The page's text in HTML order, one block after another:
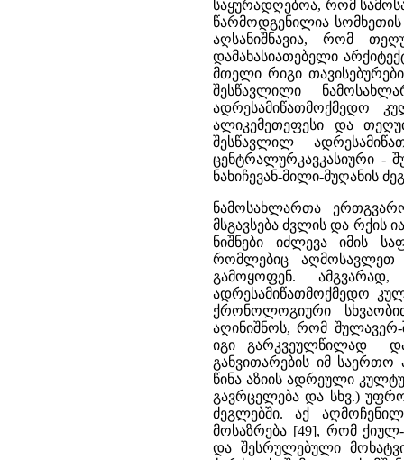
საყურადღებოა, რომ
წარმოდგენილია სომხეთის
აღსანიშნავია, რომ
დამახასიათებელი
მთელი რიგი
შესწავლილი
ადრესამიწათმოქმედო
ალიკემეთეფესი და
შესწავლილ
ცენტრალურკავკასიური -
ნახიჩევან-მილი-მუღანის
ნამოსახლართა
მსგავსება ძვლის და რქის
ნიშნები იძლევა იმის
რომლებიც აღმოსავლეთ
გამოყოფენ. ამგვარად,
ადრესამიწათმოქმედო
ქრონოლოგიური
აღინიშნოს, რომ
იგი გარკვეულწილად
განვითარების იმ საერთო
წინა აზიის ადრეული
გავრცელება და სხვ.)
ძეგლებში. აქ
მოსაზრება [49], რომ
და შესრულებული